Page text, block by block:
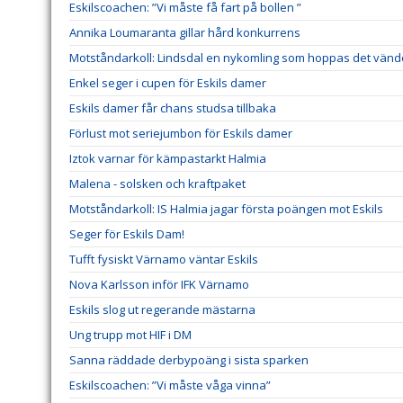
Eskilscoachen: ”Vi måste få fart på bollen ”
Annika Loumaranta gillar hård konkurrens
Motståndarkoll: Lindsdal en nykomling som hoppas det
Enkel seger i cupen för Eskils damer
Eskils damer får chans studsa tillbaka
Förlust mot seriejumbon för Eskils damer
Iztok varnar för kämpastarkt Halmia
Malena - solsken och kraftpaket
Motståndarkoll: IS Halmia jagar första poängen mot Eskils
Seger för Eskils Dam!
Tufft fysiskt Värnamo väntar Eskils
Nova Karlsson inför IFK Värnamo
Eskils slog ut regerande mästarna
Ung trupp mot HIF i DM
Sanna räddade derbypoäng i sista sparken
Eskilscoachen: ”Vi måste våga vinna”